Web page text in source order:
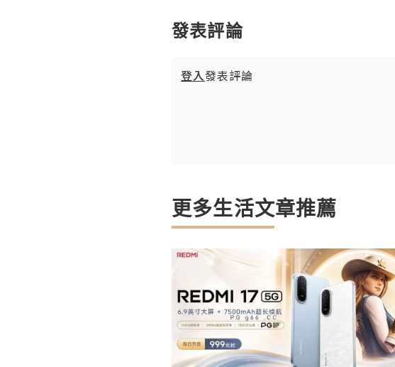
發表評論
登入發表評論
更多生活文章推薦